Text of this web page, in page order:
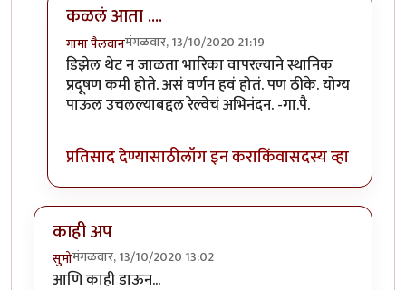
कळलं आता ....
गामा पैलवानमंगळवार, 13/10/2020 21:19
In reply toबातमीbyहेमंतकुमार
डिझेल थेट न जाळता भारिका वापरल्याने स्थानिक
प्रदूषण कमी होते. असं वर्णन हवं होतं. पण ठीके. योग्य
पाऊल उचलल्याबद्दल रेल्वेचं अभिनंदन. -गा.पै.
प्रतिसाद देण्यासाठीलॉग इन कराकिंवासदस्य व्हा
काही अप
सुमोमंगळवार, 13/10/2020 13:02
आणि काही डाऊन...